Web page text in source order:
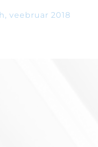
veebruar 2018